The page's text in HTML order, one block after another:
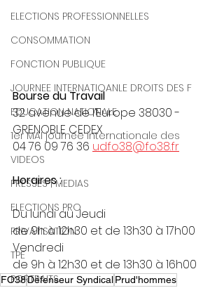
ELECTIONS PROFESSIONNELLES
CONSOMMATION
FONCTION PUBLIQUE
JOURNEE INTERNATIOANLE DROITS DES F
EDUCATION NATIONALE
1er MAI journée internationale des
VIDEOS
PRESSES | MEDIAS
ELECTIONS PRO
PRIVATISATION
TPE
PORTRAITS
Bourse du Travail
32 avenue de l’Europe 38030 -
GRENOBLE CEDEX
04 76 09 76 36 udfo38@fo38.fr
Horaires :
Du lundi au Jeudi
de 9h à 12h30 et de 13h30 à 17h00
Vendredi
de 9h à 12h30 et de 13h30 à 16h00
FO38Défenseur SyndicalPrud'hommes